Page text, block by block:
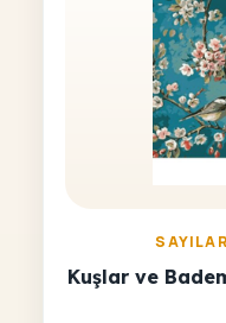
Kuşlar ve